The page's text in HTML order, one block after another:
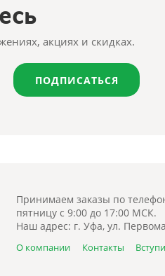
акциях и скидках.
ПОДПИСАТЬСЯ
Принимаем заказы по
пятницу с 9:00 до 17:00 МСК.
Наш адрес: г. Уфа, ул.
О компании Контакты